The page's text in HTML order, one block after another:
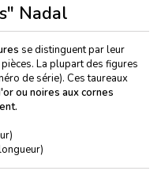
Nadal
se distinguent par leur
La plupart des figures
de série). Ces taureaux
ou noires aux cornes